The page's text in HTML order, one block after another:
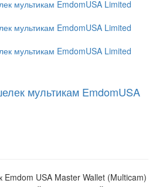
мультикам EmdomUSA
Emdom USA Master Wallet (Multicam)